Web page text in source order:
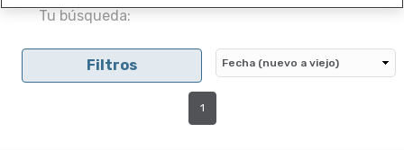
Tu búsqueda:
Filtros
1